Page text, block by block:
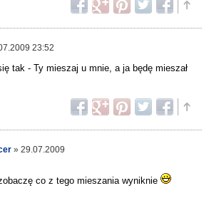
23:52
tak - Ty mieszaj u mnie, a ja będę mieszał
» 29.07.2009
co z tego mieszania wyniknie